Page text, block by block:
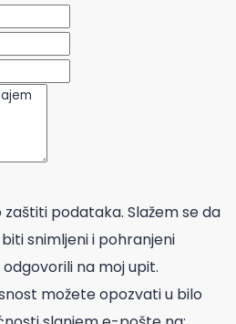
podataka. Slažem se da
snimljeni i pohranjeni
na moj upit.
možete opozvati u bilo